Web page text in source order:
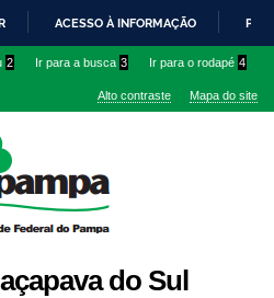
IR
O
ACESSO À INFORMAÇÃO
2 Ir para a busca 3 Ir para o rodapé 4
Alto contraste Mapa do site
do Sul